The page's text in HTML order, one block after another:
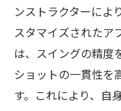
ンストラクターによ
スタマイズされたア
は、スイングの精度
ショットの一貫性を
す。これにより、自